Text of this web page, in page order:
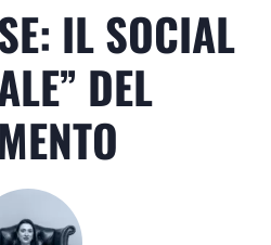
IL SOCIAL
DEL